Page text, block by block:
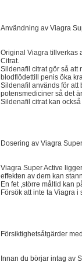
Användning av Viagra
Original Viagra tillverkas
Citrat.
Sildenafil citrat gör så att
blodflödettill penis öka
Sildenafil används för att
potensmediciner så det
Sildenafil citrat kan
Dosering av Viagra
Viagra Super Active
effekten av dem kan
En fet ,större måltid kan
Försök att inte ta Viagra
Försiktighetsåtgärder
Innan du börjar intag av